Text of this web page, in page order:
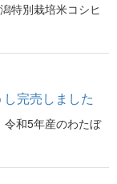
特別栽培米コシヒ
完売しました
令和5年産のわたぼ